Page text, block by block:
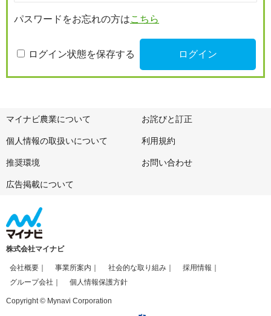
パスワードをお忘れの方はこちら
ログイン状態を保存する
マイナビ農業について お詫びと訂正
個人情報の取扱いについて 利用規約
推奨環境 お問い合わせ
広告掲載について
株式会社マイナビ
会社概要 事業所案内 社会的な取り組み
採用情報
グループ会社
個人情報保護方針
Copyright © Mynavi Corporation